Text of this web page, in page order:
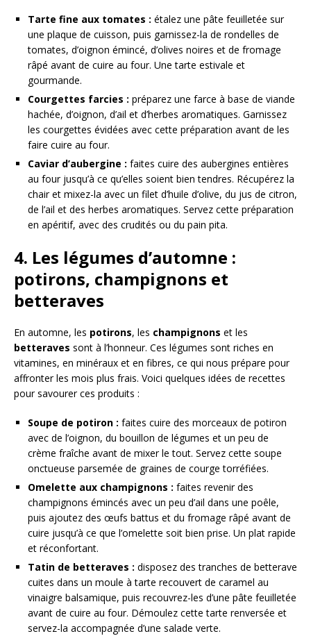
Tarte fine aux tomates : étalez une pâte feuilletée sur
une plaque de cuisson, puis garnissez-la de rondelles de
tomates, d’oignon émincé, d’olives noires et de fromage
râpé avant de cuire au four. Une tarte estivale et
gourmande.
Courgettes farcies : préparez une farce à base de viande
hachée, d’oignon, d’ail et d’herbes aromatiques. Garnissez
les courgettes évidées avec cette préparation avant de les
faire cuire au four.
Caviar d’aubergine : faites cuire des aubergines entières
au four jusqu’à ce qu’elles soient bien tendres. Récupérez la
chair et mixez-la avec un filet d’huile d’olive, du jus de citron,
de l’ail et des herbes aromatiques. Servez cette préparation
en apéritif, avec des crudités ou du pain pita.
4. Les légumes d’automne :
potirons, champignons et
betteraves
En automne, les potirons, les champignons et les
betteraves sont à l’honneur. Ces légumes sont riches en
vitamines, en minéraux et en fibres, ce qui nous prépare pour
affronter les mois plus frais. Voici quelques idées de recettes
pour savourer ces produits :
Soupe de potiron : faites cuire des morceaux de potiron
avec de l’oignon, du bouillon de légumes et un peu de
crème fraîche avant de mixer le tout. Servez cette soupe
onctueuse parsemée de graines de courge torréfiées.
Omelette aux champignons : faites revenir des
champignons émincés avec un peu d’ail dans une poêle,
puis ajoutez des œufs battus et du fromage râpé avant de
cuire jusqu’à ce que l’omelette soit bien prise. Un plat rapide
et réconfortant.
Tatin de betteraves : disposez des tranches de betterave
cuites dans un moule à tarte recouvert de caramel au
vinaigre balsamique, puis recouvrez-les d’une pâte feuilletée
avant de cuire au four. Démoulez cette tarte renversée et
servez-la accompagnée d’une salade verte.